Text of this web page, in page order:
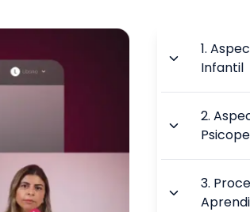
1.
Infantil
2.
3.